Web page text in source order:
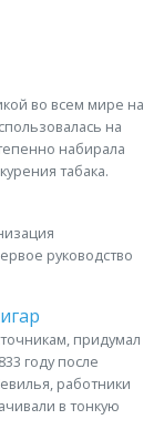
во всем мире на
на
набирала
табака.
руководство
придумал
году после
работники
в тонкую